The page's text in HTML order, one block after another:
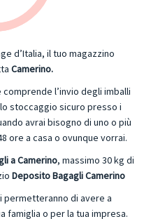
d’Italia, il tuo magazzino
Camerino.
l’invio degli imballi
stoccaggio sicuro presso i
avrai bisogno di uno o più
ore a casa o ovunque vorrai.
a Camerino, massimo 30 kg di
Deposito Bagagli Camerino
permetteranno di avere a
famiglia o per la tua impresa.